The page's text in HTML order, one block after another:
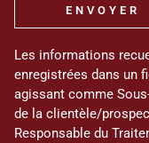
ENVOYER
Les informations
enregistrées dans un
agissant comme
de la clientèle/
Responsable du